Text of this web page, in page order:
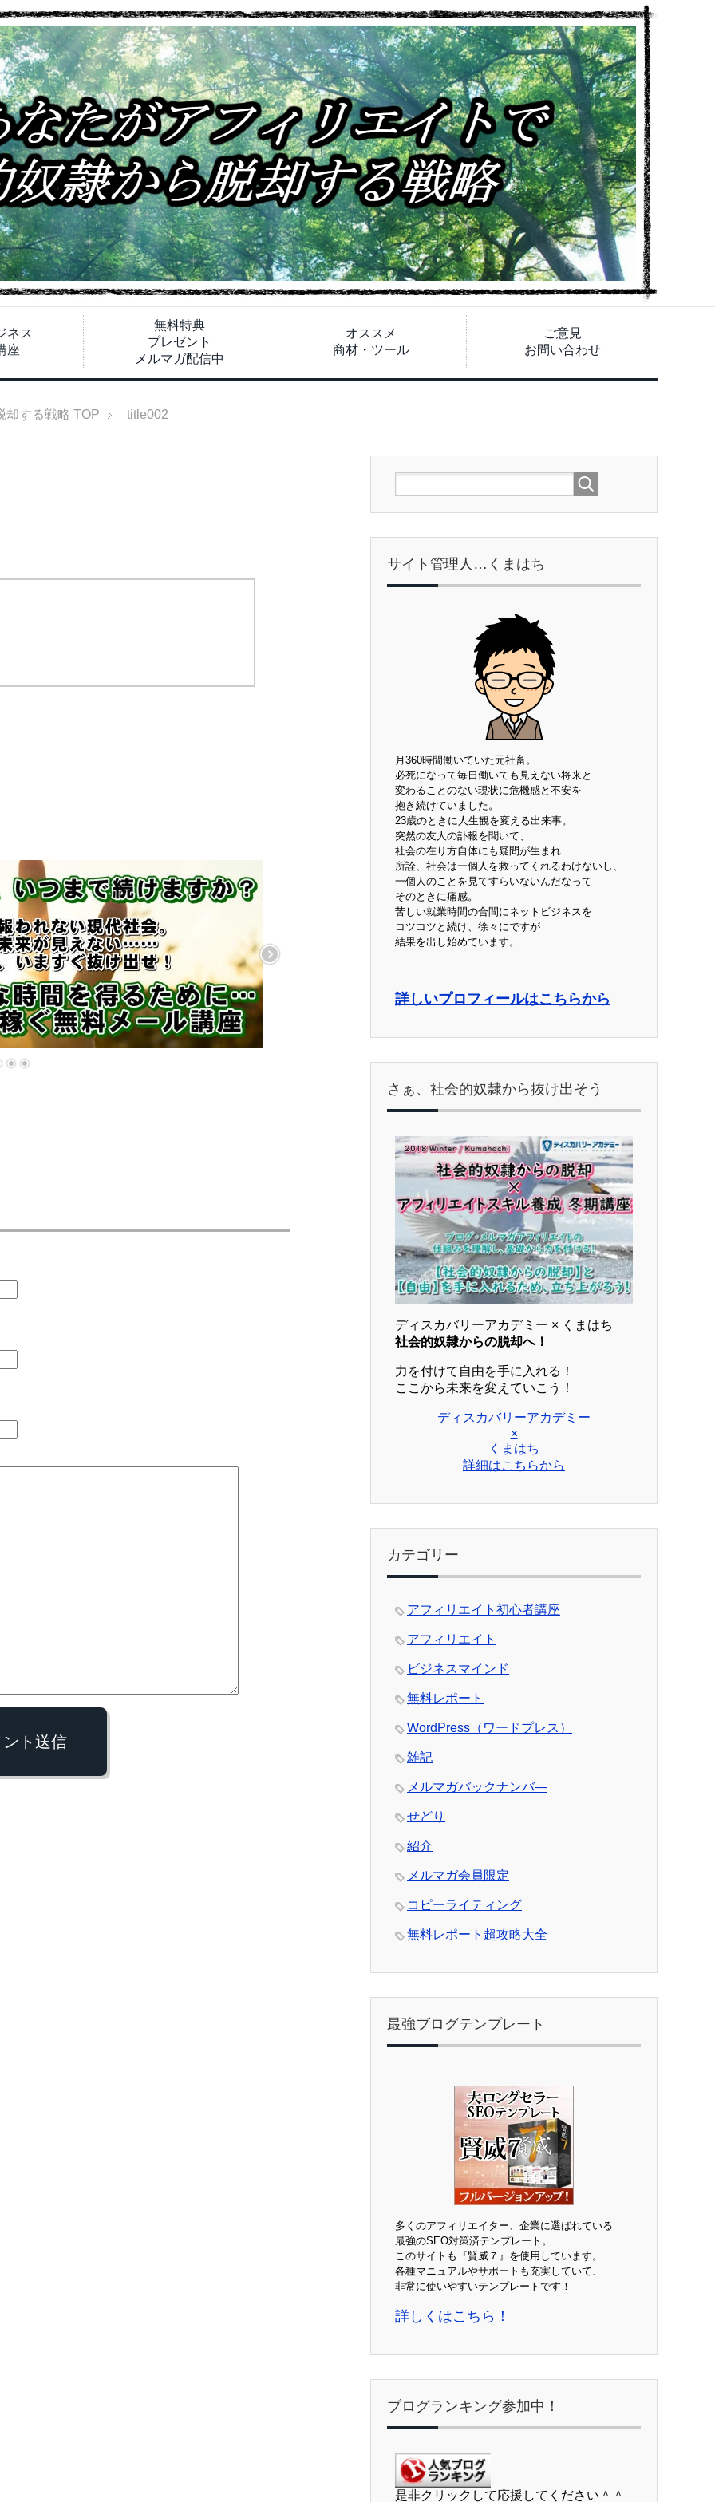
ネス
座
無料特典
プレゼント
メルマガ配信中
オススメ
商材・ツール
ご意見
お問い合わせ
却する戦略 TOP title002
ト送信
サイト管理人…くまはち
月360時間働いていた元社畜。
必死になって毎日働いても見えない将来と
変わることのない現状に危機感と不安を
抱き続けていました。
23歳のときに人生観を変える出来事。
突然の友人の訃報を聞いて、
社会の在り方自体にも疑問が生まれ…
所詮、社会は一個人を救ってくれるわけないし、
一個人のことを見てすらいないんだなって
そのときに痛感。
苦しい就業時間の合間にネットビジネスを
コツコツと続け、徐々にですが
結果を出し始めています。
詳しいプロフィールはこちらから
さぁ、社会的奴隷から抜け出そう
ディスカバリーアカデミー × くまはち
社会的奴隷からの脱却へ！
力を付けて自由を手に入れる！
ここから未来を変えていこう！
ディスカバリーアカデミー
×
くまはち
詳細はこちらから
カテゴリー
アフィリエイト初心者講座
アフィリエイト
ビジネスマインド
無料レポート
WordPress（ワードプレス）
雑記
メルマガバックナンバ―
せどり
紹介
メルマガ会員限定
コピーライティング
無料レポート超攻略大全
最強ブログテンプレート
多くのアフィリエイター、企業に選ばれている
最強のSEO対策済テンプレート。
このサイトも『賢威７』を使用しています。
各種マニュアルやサポートも充実していて、
非常に使いやすいテンプレートです！
詳しくはこちら！
ブログランキング参加中！
是非クリックして応援してください＾＾